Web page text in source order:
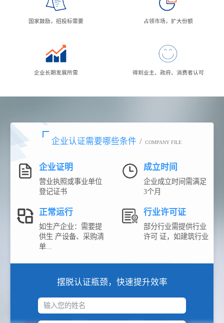
国家鼓励，招投标需要 占领市场，扩大份额
企业长期发展所需 得到业主、政府、消费者认可
企业认证需要哪些条件 / COMPANY FILE
企业证明
营业执照或事业单位
登记证书
成立时间
企业成立时间需满足
3个月
正常运行
如生产企业：需要提
供生 产设备、采购清
单...
行业许可证
部分行业需提供行业
许可 证，如建筑行业
摆脱认证瓶颈，快速提升效率
输入您的姓名